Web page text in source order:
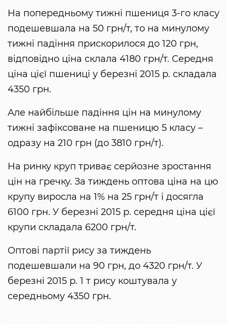
На попередньому тижні пшениця 3-го класу
подешевшала на 50 грн/т, то на минулому
тижні падіння прискорилося до 120 грн,
відповідно ціна склала 4180 грн/т. Середня
ціна цієї пшениці у березні 2015 р. складала
4350 грн.
Але найбільше падіння цін на минулому
тижні зафіксоване на пшеницю 5 класу –
одразу на 210 грн (до 3810 грн/т).
На ринку круп триває серйозне зростання
цін на гречку. За тиждень оптова ціна на цю
крупу виросла на 1% на 25 грн/т і досягла
6100 грн. У березні 2015 р. середня ціна цієї
крупи складала 6200 грн/т.
Оптові партії рису за тиждень
подешевшали на 90 грн, до 4320 грн/т. У
березні 2015 р. 1 т рису коштувала у
середньому 4350 грн.